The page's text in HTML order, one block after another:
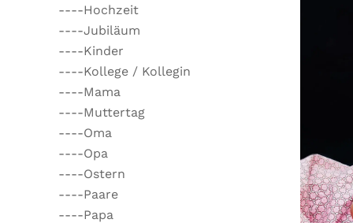
----Hochzeit
----Jubiläum
----Kinder
----Kollege / Kollegin
----Mama
----Muttertag
----Oma
----Opa
----Ostern
----Paare
----Papa